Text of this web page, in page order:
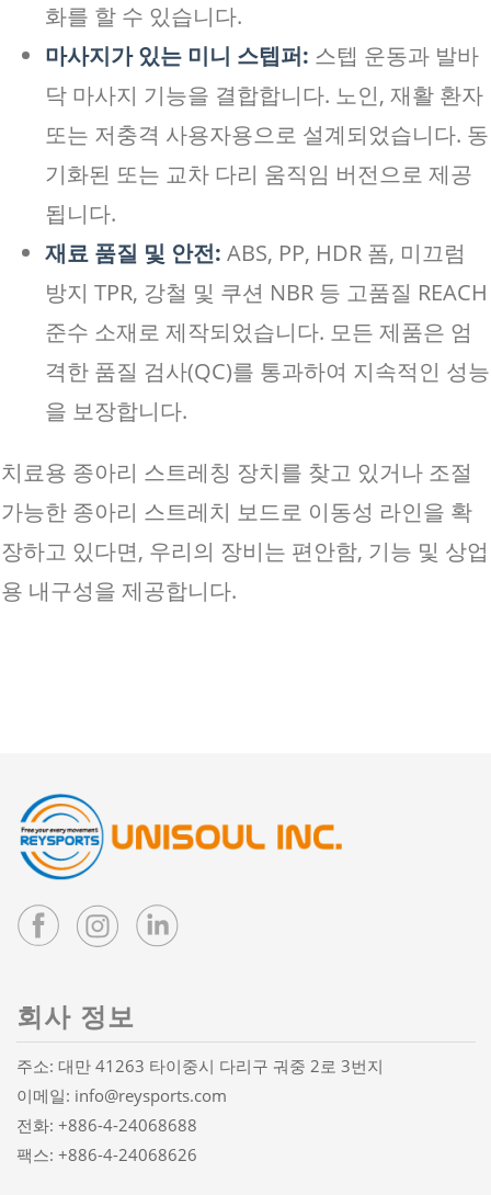
화를 할 수 있습니다.
마사지가 있는 미니 스텝퍼: 스텝 운동과 발바
닥 마사지 기능을 결합합니다. 노인, 재활 환자
또는 저충격 사용자용으로 설계되었습니다. 동
기화된 또는 교차 다리 움직임 버전으로 제공
됩니다.
재료 품질 및 안전: ABS, PP, HDR 폼, 미끄럼
방지 TPR, 강철 및 쿠션 NBR 등 고품질 REACH
준수 소재로 제작되었습니다. 모든 제품은 엄
격한 품질 검사(QC)를 통과하여 지속적인 성능
을 보장합니다.
치료용 종아리 스트레칭 장치를 찾고 있거나 조절
가능한 종아리 스트레치 보드로 이동성 라인을 확
장하고 있다면, 우리의 장비는 편안함, 기능 및 상업
용 내구성을 제공합니다.
회사 정보
주소: 대만 41263 타이중시 다리구 궈중 2로 3번지
이메일: info@reysports.com
전화: +886-4-24068688
팩스: +886-4-24068626